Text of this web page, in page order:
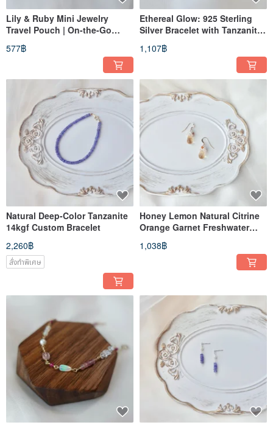
Lily & Ruby Mini Jewelry
Travel Pouch | On-the-Go
Jewelry Organizer
577฿
Ethereal Glow: 925 Sterling
Silver Bracelet with Tanzanite,
Lapis Lazuli, and Baroque
Pearls
1,107฿
Natural Deep-Color Tanzanite
14kgf Custom Bracelet
2,260฿
สั่งทำพิเศษ
Honey Lemon Natural Citrine
Orange Garnet Freshwater
Pearl 14KGF Hook Earrings
1,038฿